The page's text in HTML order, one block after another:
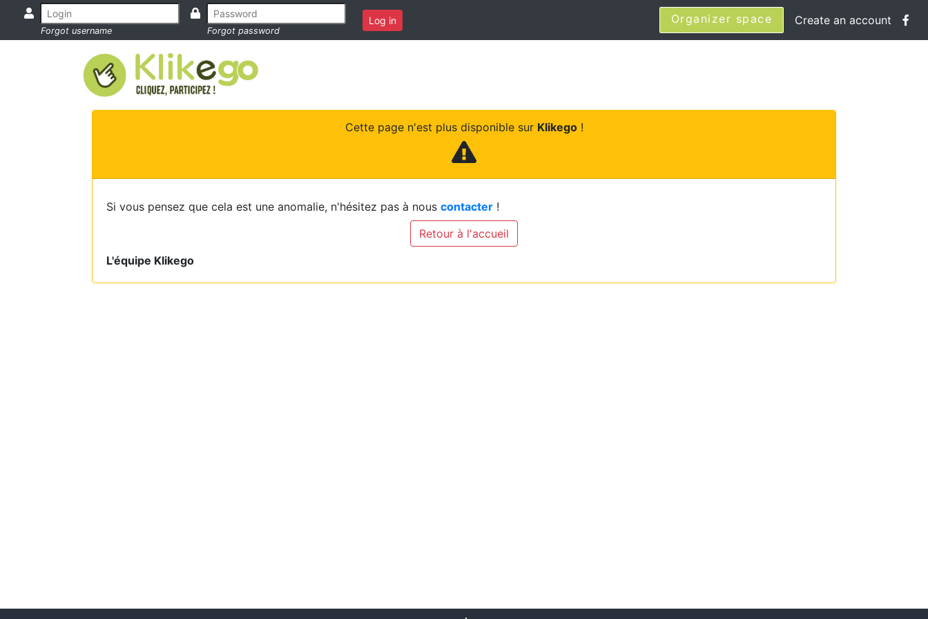
Forgot username Forgot password
Log in Organizer space Create an account
Cette page n'est plus disponible sur Klikego!
Si vous pensez que cela est une anomalie, n'hésitez pas à nous contacter !
Retour à l'accueil
L'équipe Klikego